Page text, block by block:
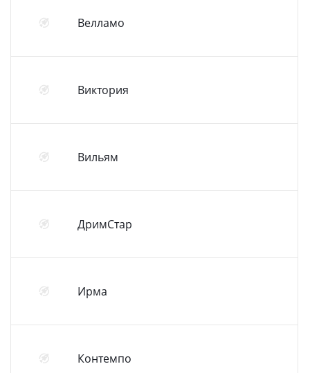
Велламо
Виктория
Вильям
ДримСтар
Ирма
Контемпо